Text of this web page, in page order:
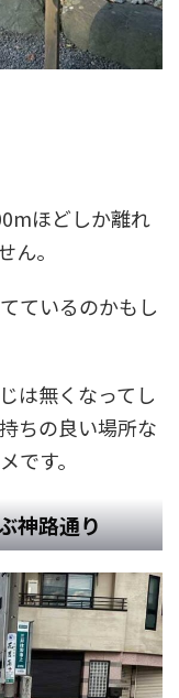
ほどしか離れ
ん。
ているのかもし
は無くなってし
ちの良い場所な
です。
神路通り